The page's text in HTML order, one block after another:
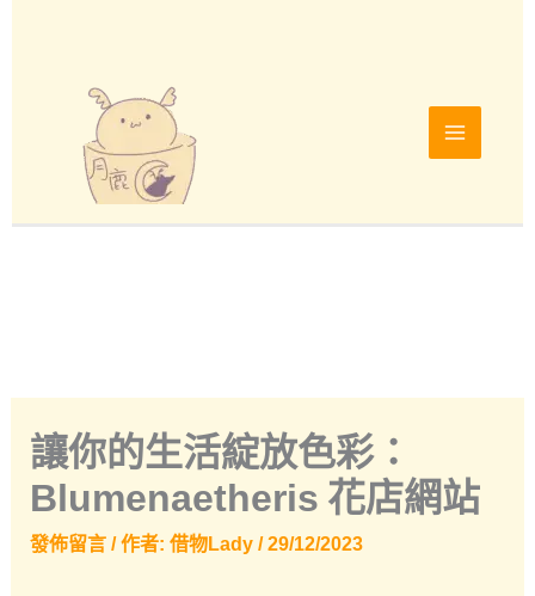
讓你的生活綻放色彩：
Blumenaetheris 花店網站
發佈留言/ 作者: 借物Lady/29/12/2023